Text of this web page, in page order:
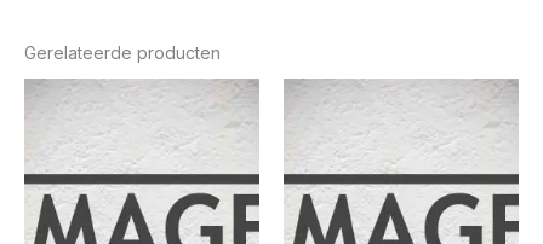
Gerelateerde producten